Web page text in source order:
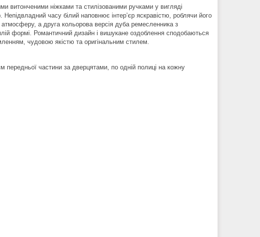
витонченими ніжками та стилізованими ручками у вигляді
часу білий наповнює інтер’єр яскравістю, роблячи його
а друга кольорова версія дуба ремесленника з
формі. Романтичний дизайн і вишукане оздоблення сподобаються
чудовою якістю та оригінальним стилем.
передньої частини за дверцятами, по одній полиці на кожну